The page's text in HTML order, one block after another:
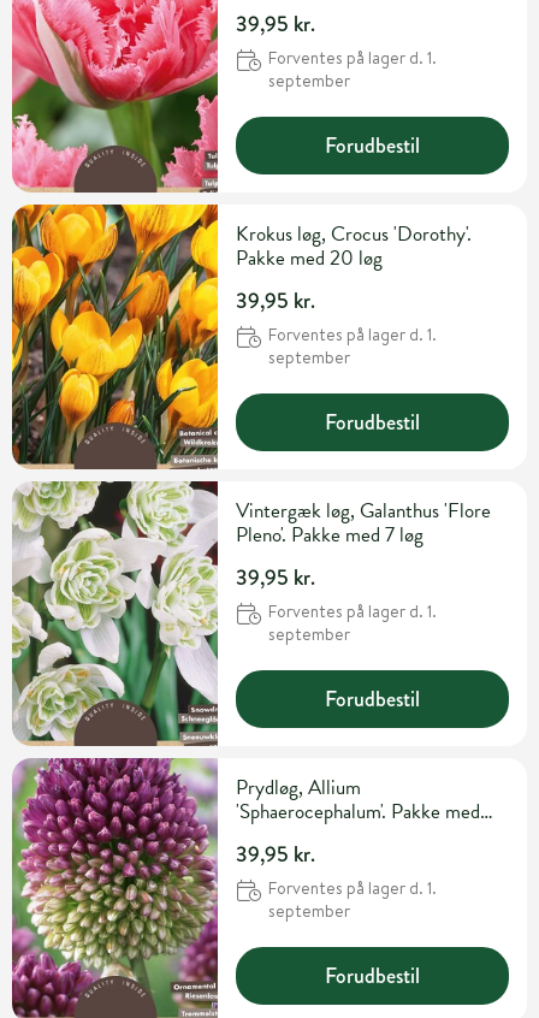
39,95 kr.
Forventes på lager d. 1.
september
Forudbestil
Krokus løg, Crocus 'Dorothy'.
Pakke med 20 løg
39,95 kr.
Forventes på lager d. 1.
september
Forudbestil
Vintergæk løg, Galanthus 'Flore
Pleno'. Pakke med 7 løg
39,95 kr.
Forventes på lager d. 1.
september
Forudbestil
Prydløg, Allium
'Sphaerocephalum'. Pakke med
39,95 kr.
Forventes på lager d. 1.
september
Forudbestil